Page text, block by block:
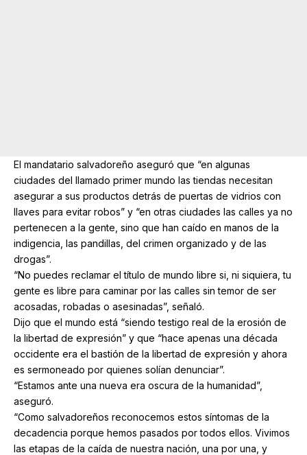
El mandatario salvadoreño aseguró que “en algunas
ciudades del llamado primer mundo las tiendas necesitan
asegurar a sus productos detrás de puertas de vidrios con
llaves para evitar robos” y “en otras ciudades las calles ya no
pertenecen a la gente, sino que han caído en manos de la
indigencia, las pandillas, del crimen organizado y de las
drogas”.
“No puedes reclamar el título de mundo libre si, ni siquiera, tu
gente es libre para caminar por las calles sin temor de ser
acosadas, robadas o asesinadas”, señaló.
Dijo que el mundo está “siendo testigo real de la erosión de
la libertad de expresión” y que “hace apenas una década
occidente era el bastión de la libertad de expresión y ahora
es sermoneado por quienes solían denunciar”.
“Estamos ante una nueva era oscura de la humanidad”,
aseguró.
“Como salvadoreños reconocemos estos síntomas de la
decadencia porque hemos pasados por todos ellos. Vivimos
las etapas de la caída de nuestra nación, una por una, y